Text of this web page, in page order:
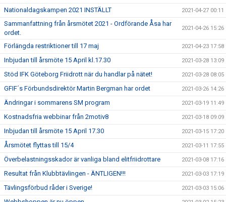
Nationaldagskampen 2021 INSTÄLLT 2021-04-27 00:11
Sammanfattning från årsmötet 2021 - Ordförande Åsa har
ordet.
2021-04-26 15:26
Förlängda restriktioner till 17 maj 2021-04-23 17:58
Inbjudan till årsmöte 15 April kl.17.30 2021-03-28 13:09
Stöd IFK Göteborg Friidrott när du handlar på nätet! 2021-03-28 08:05
GFIF´s Förbundsdirektör Martin Bergman har ordet 2021-03-26 14:26
Ändringar i sommarens SM program 2021-03-19 11:49
Kostnadsfria webbinar från 2motiv8 2021-03-18 09:09
Inbjudan till årsmöte 15 April 17.30 2021-03-15 17:20
Årsmötet flyttas till 15/4 2021-03-11 17:55
Överbelastningsskador är vanliga bland elitfriidrottare 2021-03-08 17:16
Resultat från Klubbtävlingen - ÄNTLIGEN!!! 2021-03-03 17:19
Tävlingsförbud råder i Sverige! 2021-03-03 15:06